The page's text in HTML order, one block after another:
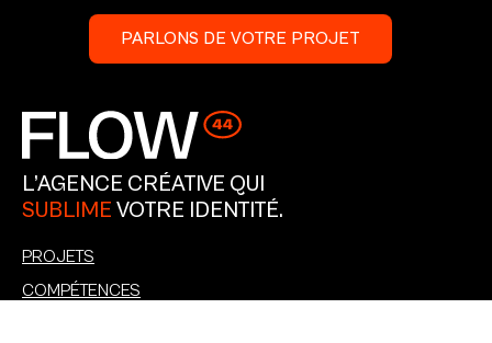
PARLONS DE VOTRE PROJET
L’AGENCE CRÉATIVE QUI
SUBLIME VOTRE IDENTITÉ.
PROJETS
COMPÉTENCES